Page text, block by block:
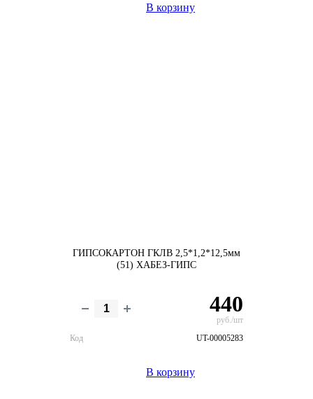
В корзину
ГИПСОКАРТОН ГКЛВ 2,5*1,2*12,5мм
(51) ХАБЕЗ-ГИПС
440
руб./шт
Код
UT-00005283
В корзину